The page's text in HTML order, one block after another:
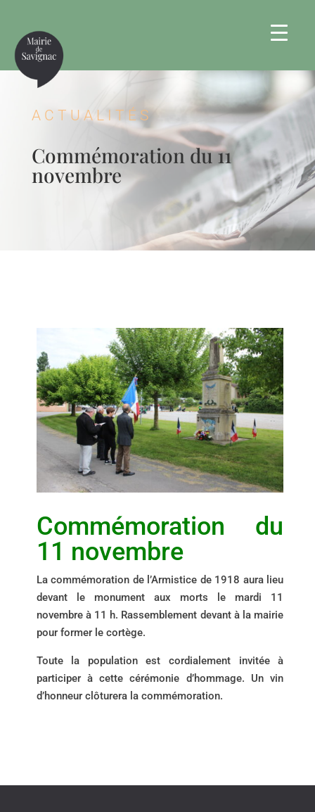
ACTUALITÉS
Commémoration du 11
novembre
Commémoration du
11 novembre
La commémoration de l’Armistice de 1918 aura lieu
devant le monument aux morts le mardi 11
novembre à 11 h. Rassemblement devant à la mairie
pour former le cortège.
Toute la population est cordialement invitée à
participer à cette cérémonie d’hommage. Un vin
d’honneur clôturera la commémoration.